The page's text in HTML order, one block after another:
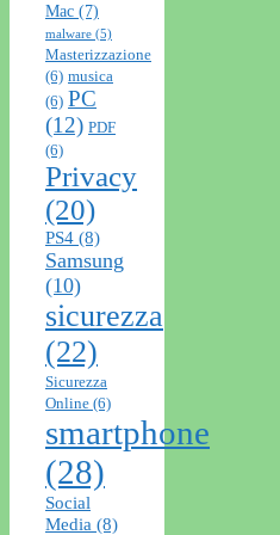
Mac (7)
malware (5)
Masterizzazione
(6) musica
(6) PC
(12) PDF
(6)
Privacy
(20)
PS4 (8)
Samsung
(10)
sicurezza
(22)
Sicurezza
Online (6)
smartphone
(28)
Social
Media (8)